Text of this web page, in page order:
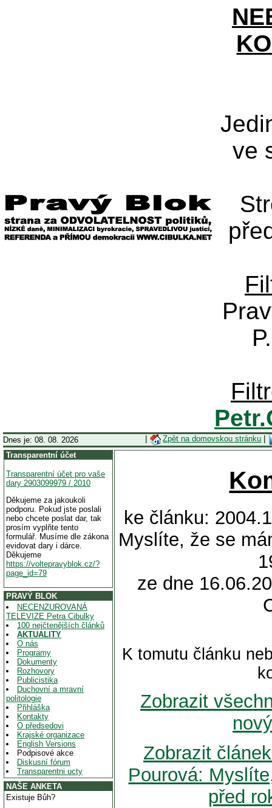
ve
Dnes je: 08. 08. 2026 Zpět na domovskou stránku
Transparentní účet
Transparentní účet pro vaše
dary 2903099979 / 2010
Děkujeme za jakoukoli
podporu. Pokud jste poslali
nebo chcete poslat dar, tak
prosím vyplňte tento
formulář. Musíme dle zákona
evidovat dary i dárce.
Děkujeme
https://voltepravyblok.cz/?
page_id=79
PRAVÝ BLOK
NECENZUROVANÁ
TELEVIZE Petra Cibulky
100 nejčtenějších článků
AKTUALITY
O nás
Programy
Dokumenty
Rozhovory
Publicistika
Duchovní a mravní
politologie
Přihláška
Kontakty
O předsedovi
Krajské organizace
English Versions
Podpisové akce
Diskusní fórum
Transparentni ucty
NAŠE ANKETA
Existuje Bůh?
ke článku:
Myslíte, že se
ze dne
K tomutu článku
Zobrazit
Zobrazit
Pourová:
před